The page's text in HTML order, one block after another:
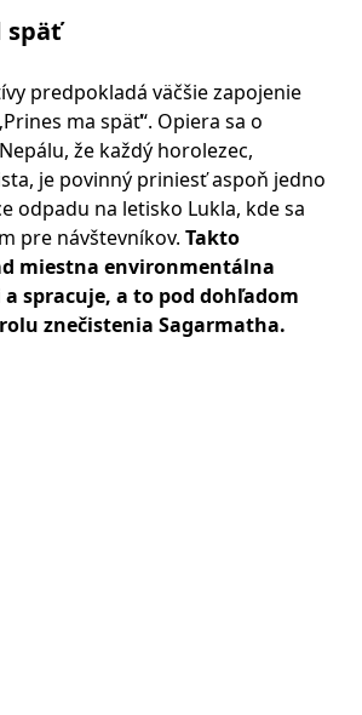
späť
predpokladá väčšie zapojenie
ma späť“. Opiera sa o
že každý horolezec,
je povinný priniesť aspoň jedno
odpadu na letisko Lukla, kde sa
pre návštevníkov. Takto
miestna environmentálna
spracuje, a to pod dohľadom
znečistenia Sagarmatha.